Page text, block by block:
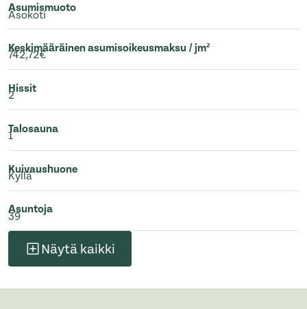
Asumismuoto
Asokoti
Keskimääräinen asumisoikeusmaksu / jm²
742,72€
Hissit
2
Talosauna
1
Kuivaushuone
Kyllä
Asuntoja
39
Näytä kaikki